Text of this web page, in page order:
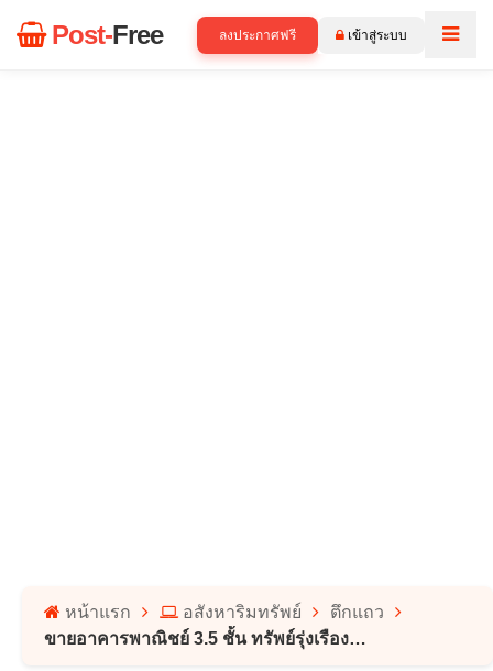
Post-Free ลงประกาศฟรี เข้าสู่ระบบ
หน้าแรก อสังหาริมทรัพย์
ตึกแถว
ขายอาคารพาณิชย์ 3.5 ชั้น ทรัพย์รุ่งเรืองบางปู เนื้อที่ 22 ตารางวา พร้อมชั้นดาดฟ้า มีถังสำรองน้ำ เมือ